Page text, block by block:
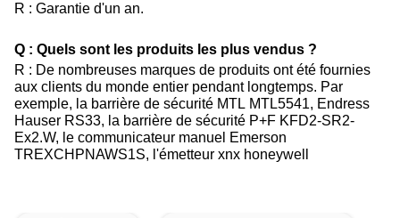
R : Garantie d'un an.
Q : Quels sont les produits les plus vendus ?
R : De nombreuses marques de produits ont été fournies
aux clients du monde entier pendant longtemps. Par
exemple, la barrière de sécurité MTL MTL5541, Endress
Hauser​ RS33, la barrière de sécurité P+F KFD2-SR2-
Ex2.W, le communicateur manuel Emerson
TREXCHPNAWS1S, l'émetteur xnx honeywell